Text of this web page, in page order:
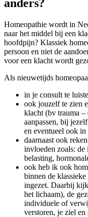
anders?
Homeopathie wordt in
naar het middel bij een
hoofdpijn? Klassiek
persoon en niet de
voor een klacht wordt
Als nieuwetijds
in je consult te
ook jouzelf te zien
klacht (bv trauma –
aanpassen, bij
en eventueel ook
daarnaast ook
invloeden zoals:
belasting,
ook heb ik ook
binnen de
ingezet. Daarbij
het lichaam), de
individuele of
verstoren, je ziel en